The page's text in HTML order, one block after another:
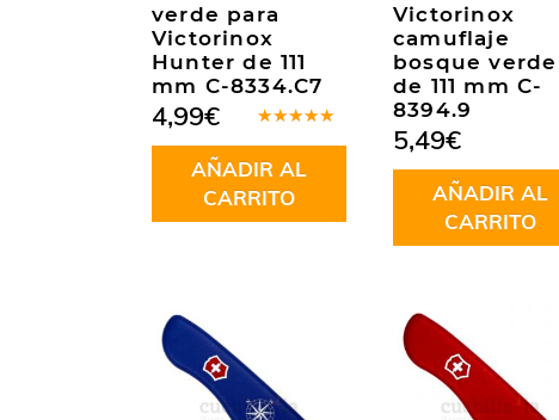
verde para
Victorinox
Hunter de 111
mm C-8334.C7
en5.00de
5
4,99€
AÑADIR AL
CARRITO
Victorinox
camuflaje
bosque verde
de 111 mm C-
8394.9
5,49€
AÑADIR AL
CARRITO